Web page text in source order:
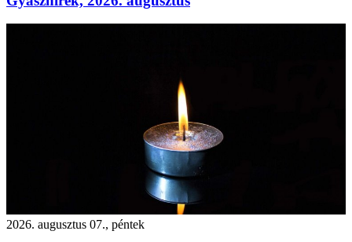
2026. augusztus 07., péntek